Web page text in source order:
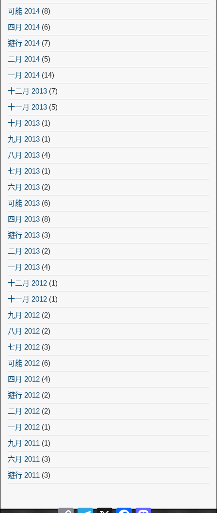
可能 2014 (8)
四月 2014 (6)
遊行 2014 (7)
二月 2014 (5)
一月 2014 (14)
十二月 2013 (7)
十一月 2013 (5)
十月 2013 (1)
九月 2013 (1)
八月 2013 (4)
七月 2013 (1)
六月 2013 (2)
可能 2013 (6)
四月 2013 (8)
遊行 2013 (3)
二月 2013 (2)
一月 2013 (4)
十二月 2012 (1)
十一月 2012 (1)
九月 2012 (2)
八月 2012 (2)
七月 2012 (3)
可能 2012 (6)
四月 2012 (4)
遊行 2012 (2)
二月 2012 (2)
一月 2012 (1)
九月 2011 (1)
六月 2011 (3)
遊行 2011 (3)
Copy Telegram
X FacebookMastodon